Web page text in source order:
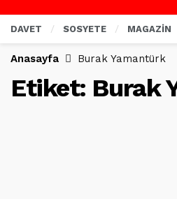
DAVET SOSYETE MAGAZİN
Anasayfa Burak Yamantürk
Etiket: Burak